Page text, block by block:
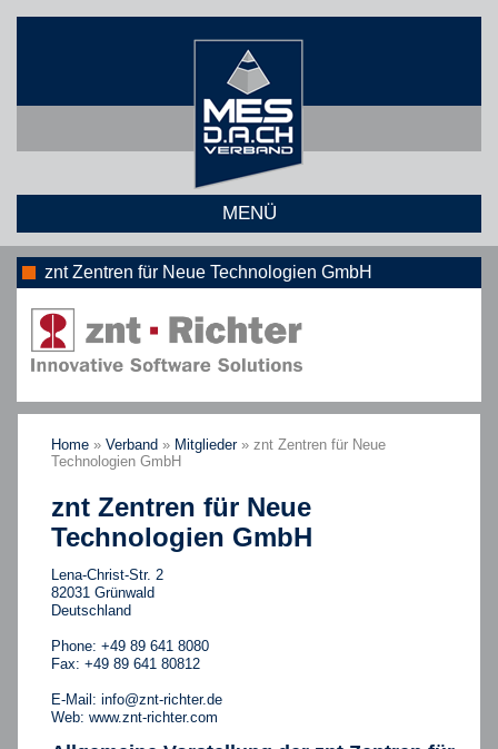
MENÜ
znt Zentren für Neue Technologien GmbH
Home » Verband » Mitglieder» znt Zentren für Neue
Technologien GmbH
znt Zentren für Neue
Technologien GmbH
Lena-Christ-Str. 2
82031 Grünwald
Deutschland
Phone: +49 89 641 8080
Fax: +49 89 641 80812
E-Mail: info@znt-richter.de
Web: www.znt-richter.com